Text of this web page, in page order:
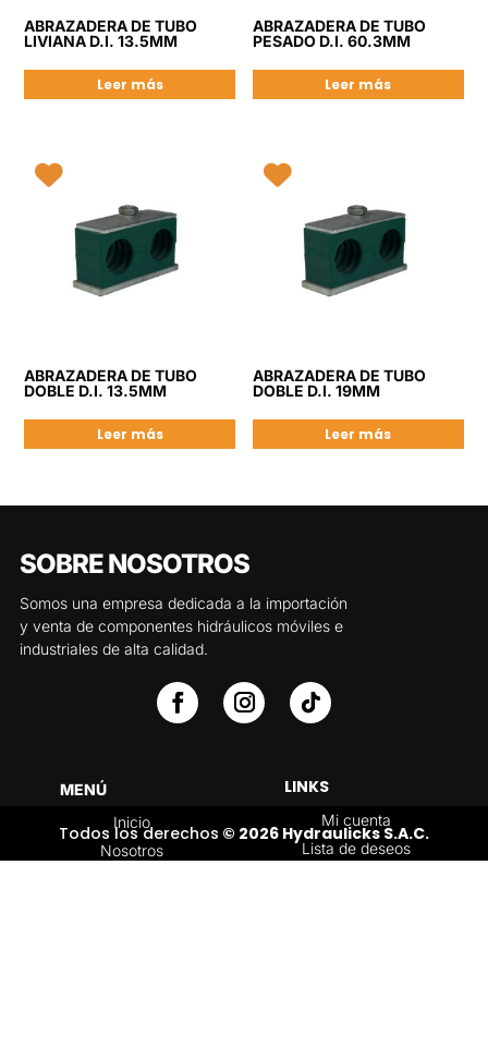
ABRAZADERA DE TUBO
LIVIANA D.I. 13.5MM
Leer más
ABRAZADERA DE TUBO
PESADO D.I. 60.3MM
Leer más
ABRAZADERA DE TUBO
DOBLE D.I. 13.5MM
Leer más
ABRAZADERA DE TUBO
DOBLE D.I. 19MM
Leer más
SOBRE NOSOTROS
Somos una empresa dedicada a la importación
y venta de componentes hidráulicos móviles e
industriales de alta calidad.
MENÚ
Inicio
Nosotros
LINKS
Mi cuenta
Lista de deseos
Todos los derechos © 2026 Hydraulicks S.A.C.